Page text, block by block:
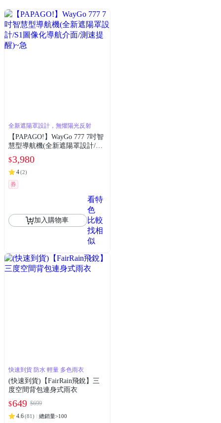
全新遮陽罩設計，無懼陽光反射
【PAPAGO!】WayGo 777 7吋智
慧型導航機(全新遮陽罩設計/S1
$3,980
4(2)
券
加入購物車
看特
色
比較
找相
似
快速到貨 防水 輕量 多色雨衣
(快速到貨)【FairRain飛銳】三
度空間背包連身式雨衣
$649 $699
4.6(81) 總銷量>100